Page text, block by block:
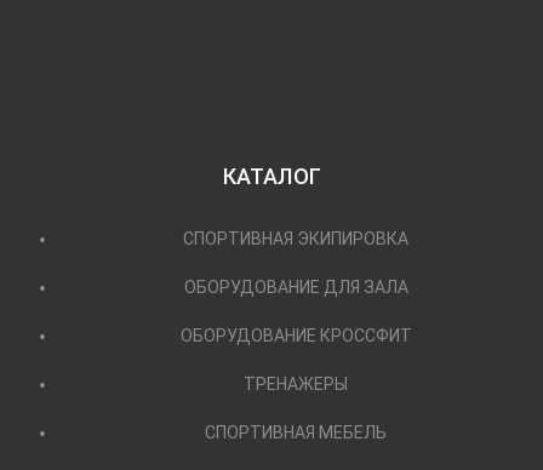
КАТАЛОГ
СПОРТИВНАЯ ЭКИПИРОВКА
ОБОРУДОВАНИЕ ДЛЯ ЗАЛА
ОБОРУДОВАНИЕ КРОССФИТ
ТРЕНАЖЕРЫ
СПОРТИВНАЯ МЕБЕЛЬ